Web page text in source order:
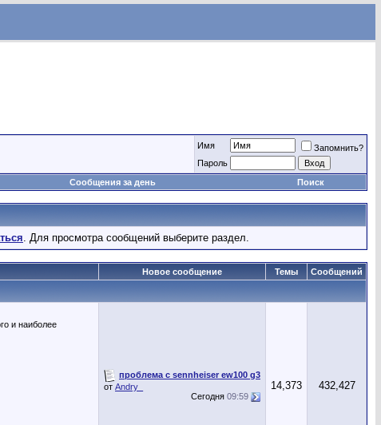
Имя
Запомнить?
Пароль
Сообщения за день Поиск
. Для просмотра сообщений выберите раздел.
Новое сообщение Темы Сообщений
и наиболее
проблема с sennheiser ew100 g3
от Andry_
Сегодня 09:59
14,373 432,427